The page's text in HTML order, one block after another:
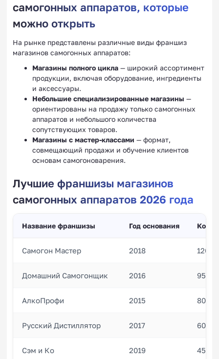
самогонных аппаратов, которые
можно открыть
На рынке представлены различные виды франшиз
магазинов самогонных аппаратов:
Магазины полного цикла — широкий ассортимент
продукции, включая оборудование, ингредиенты
и аксессуары.
Небольшие специализированные магазины —
ориентированы на продажу только самогонных
аппаратов и небольшого количества
сопутствующих товаров.
Магазины с мастер-классами — формат,
совмещающий продажи и обучение клиентов
основам самогоноварения.
Лучшие франшизы магазинов
самогонных аппаратов 2026 года
Название франшизы Год основания
Самогон Мастер 2018 120
Домашний Самогонщик 2016 95
АлкоПрофи 2015 80
Русский Дистиллятор 2017 60
Сэм и Ко 2019 45